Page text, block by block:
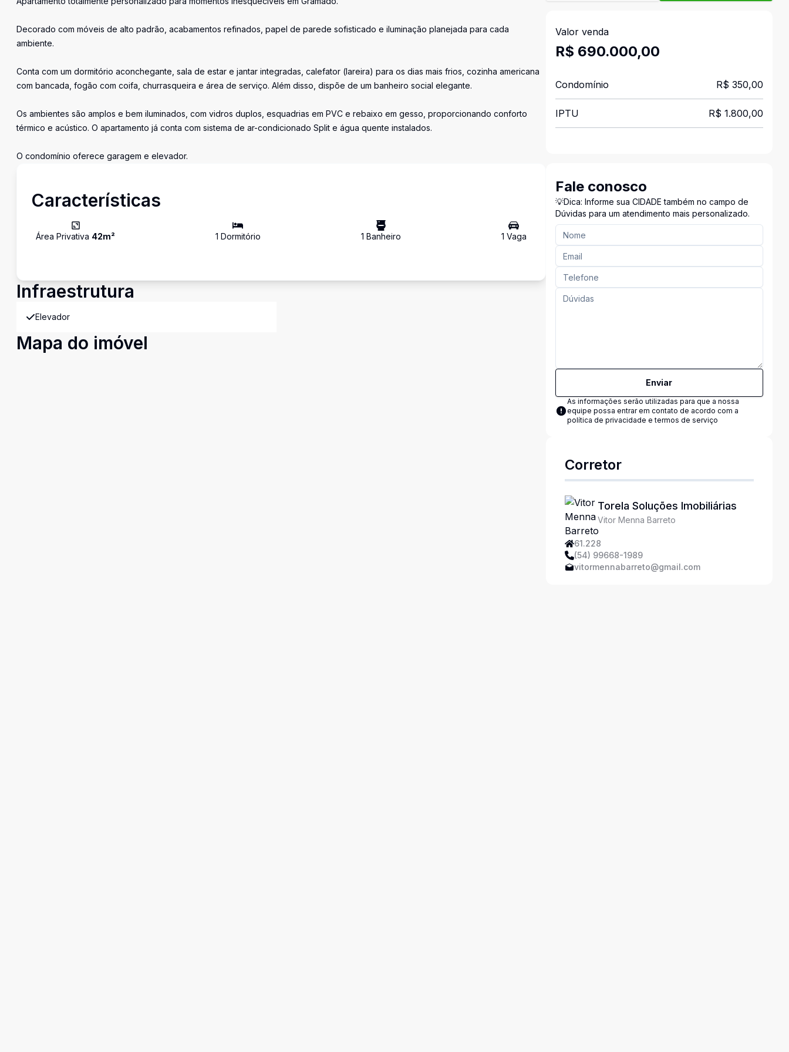
Decorado com móveis de alto padrão, acabamentos refinados, papel de parede sofisticado e iluminação planejada para cada
ambiente.
Conta com um dormitório aconchegante, sala de estar e jantar integradas, calefator (lareira) para os dias mais frios, cozinha americana
com bancada, fogão com coifa, churrasqueira e área de serviço. Além disso, dispõe de um banheiro social elegante.
Os ambientes são amplos e bem iluminados, com vidros duplos, esquadrias em PVC e rebaixo em gesso, proporcionando conforto
térmico e acústico. O apartamento já conta com sistema de ar-condicionado Split e água quente instalados.
O condomínio oferece garagem e elevador.
Características
Área Privativa 42m² 1 Dormitório 1 Banheiro 1 Vaga
Infraestrutura
Elevador
Mapa do imóvel
Valor venda
R$ 690.000,00
Condomínio R$ 350,00
IPTU R$ 1.800,00
Fale conosco
💡Dica: Informe sua CIDADE também no campo de
Dúvidas para um atendimento mais personalizado.
Enviar
As informações serão utilizadas para que a nossa
equipe possa entrar em contato de acordo com a
política de privacidade e termos de serviço
Corretor
Torela Soluções Imobiliárias
Vitor Menna Barreto
61.228
(54) 99668-1989
vitormennabarreto@gmail.com